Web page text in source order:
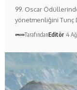
99. Oscar
yönetmenliğini Tunç
TarafındanEditör 4